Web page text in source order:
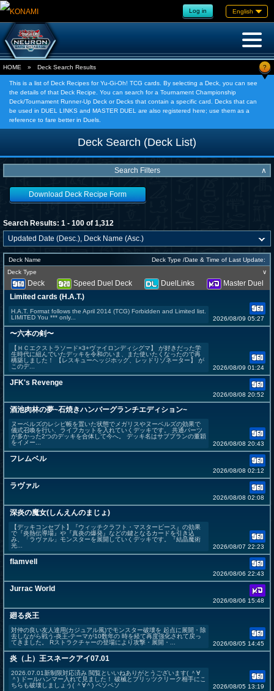
Log in English
HOME » Deck Search Results ?
This is a list of Deck Recipes for Yu-Gi-Oh! TCG cards. By selecting a Deck, you can see
the details of that Deck Recipe. You can search for a Tournament Championship
Deck/Tournament Runner-Up Deck or Decks that contain a specific card. Decks that can
be used in DUEL LINKS and MASTER DUEL are also registered here; use them as a
reference to fare better in Duels.
Deck Search (Deck List)
Search Filters ∧
Download Deck Recipe Form
Search Results: 1 - 100 of 1,312
Deck Name
Deck Type /Date & Time of Last Update:
Deck Type
∨
Deck Speed Duel Deck DuelLinks
Master Duel
Limited cards (H.A.T.)
H.A.T. Format follows the April 2014 (TCG) Forbidden and Limited list.
LIMITED You *** only...
2026/08/09 05:27
〜六本の剣〜
【ＨＣエクストラソード×3+ヴァイロンディシグマ】 が好きだった学
生時代に組んでいたデッキを令和のいま、また使いたくなったので再
構築しました！ 【レスキューヘッジホッグ、レッドリゾネーター】 が
このデ...
2026/08/09 01:24
JFK's Revenge
2026/08/08 20:52
酒池肉林の夢~石焼きハンバーグランチエディション~
ヌーベルズのレシピ帳を置いた状態でメガリスやヌーベルズの効果で
儀式召喚を行い、ライフカットを入れていくデッキです。 共通パーツ
が多かった2つのデッキを合体して今へ。 デッキ名はサブプランの董穎
をイメー...
2026/08/08 20:43
フレムベル
2026/08/08 02:12
ラヴァル
2026/08/08 02:08
深炎の魔女(しんえんのまじょ)
【デッキコンセプト】 ​『ウィッチクラフト・マスターピース』の効果
で『炎熱伝導場』や『真炎の爆発』などの鍵となるカードを引き込
み、「ラヴァル」モンスターを展開していくデッキです。 ​『結晶魔術
光...
2026/08/07 22:23
flamvell
2026/08/06 22:43
Jurrac World
2026/08/06 15:48
廻る炎王
対仲の良い友人達用(カジュアル風)でモンスター破壊を 起点に展開・除
去しながら戦う-炎王-テーマが10数年の 時を経て再度強化されて戻っ
てきました。 Rストラクチャーの登場により攻撃・展開・...
2026/08/05 14:45
炎（上）王スネークアイ07.01
2026.07.01新制限対応済み 閲覧といいねありがとうございます( ＾∀
＾) ドールハンマー入れて見ました！ 破械とブリッツクリーク相手にこ
ちらも破壊しましょう( ＾∀＾) ペソペソ
2026/08/05 13:19